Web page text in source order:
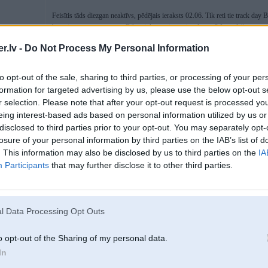
- Do Not Process My Personal Information
opt-out of the sale, sharing to third parties, or processing of your
for targeted advertising by us, please use the below opt-out
selection. Please note that after your opt-out request is processed
interest-based ads based on personal information utilized by us
to third parties prior to your opt-out. You may separately
of your personal information by third parties on the IAB’s list of
This information may also be disclosed by us to third parties on the
Participants that may further disclose it to other third parties.
Data Processing Opt Outs
opt-out of the Sharing of my personal data.
Feisītis tāds diezgan neaktīvs, pēdējais ieraksts 02.06. Tik reti tie track day
braucienu ar savu auto pa Biķernieku trasi amatiera līmenī? Jānoplēš
pēdējais bija 16. jūnijā, nākamis ir plānots 4. jūlijā.
info ir mājas lapā: https://manoevents.lv/
Un, ja esi viņu whatsapp grupā, tad tur regulāri ir info.
Bet tas nav lēts prieks un arī ir jāievēro tehniskās prasības. Vecās riepas
pārbauda riepas un, ja pareizi atceros, lai varētu braukt, vismaz 4mm jābūt
Cik pagājušo gadu meklēju, tad ar auto Biķerniekos
var braukt tikai Mano events vai youngtimer rally ietvaros, ja nav kāds cits
333 trases dienas ar auto notiek tikai ziemas sezonā, vasarā arī tikai kāda